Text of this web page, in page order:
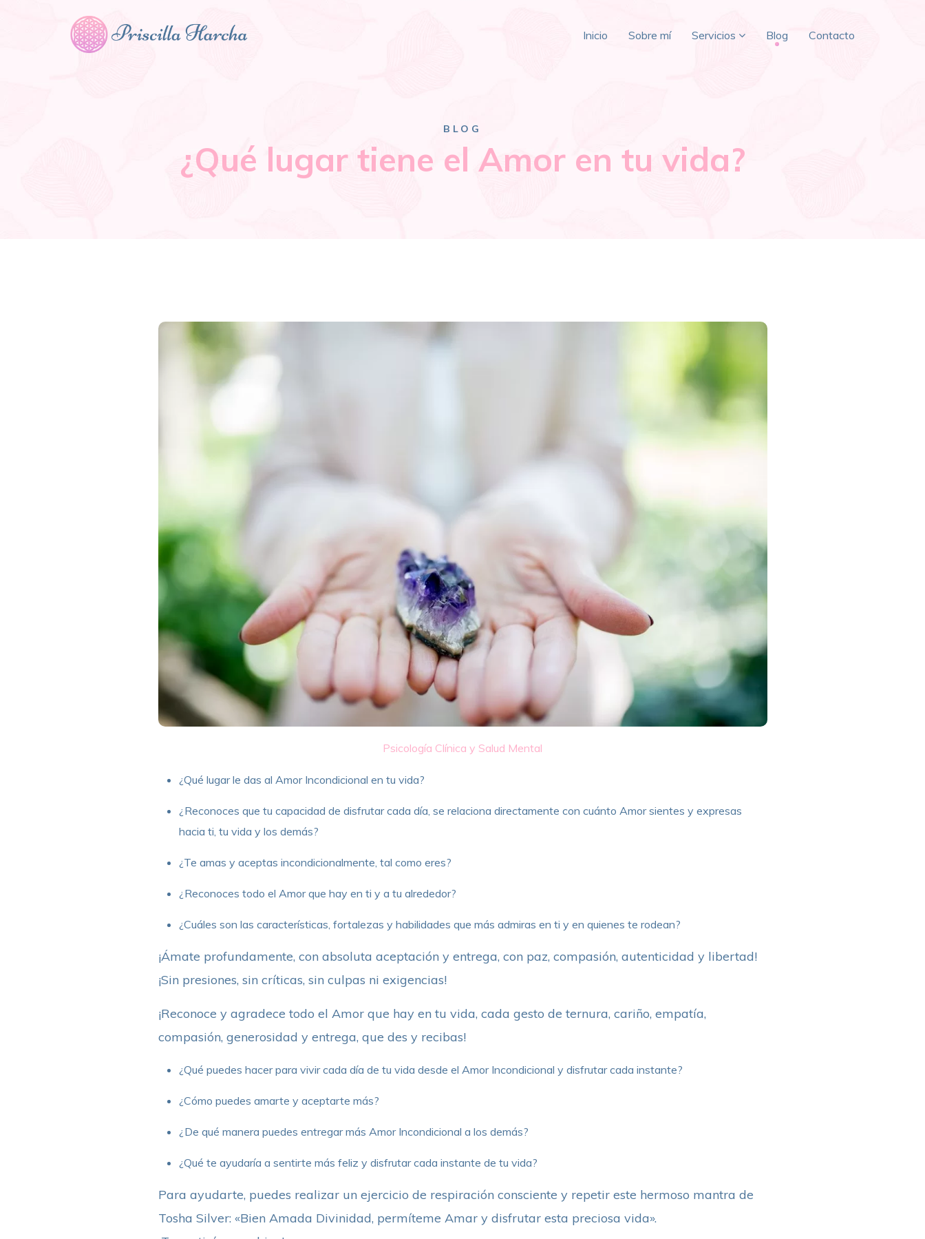
Inicio Sobre mí Servicios Blog Contacto
BLOG
¿Qué lugar tiene el Amor en tu vida?
Psicología Clínica y Salud Mental
¿Qué lugar le das al Amor Incondicional en tu vida?
¿Reconoces que tu capacidad de disfrutar cada día, se relaciona directamente con cuánto Amor sientes y expresas
hacia ti, tu vida y los demás?
¿Te amas y aceptas incondicionalmente, tal como eres?
¿Reconoces todo el Amor que hay en ti y a tu alrededor?
¿Cuáles son las características, fortalezas y habilidades que más admiras en ti y en quienes te rodean?
¡Ámate profundamente, con absoluta aceptación y entrega, con paz, compasión, autenticidad y libertad!
¡Sin presiones, sin críticas, sin culpas ni exigencias!
¡Reconoce y agradece todo el Amor que hay en tu vida, cada gesto de ternura, cariño, empatía,
compasión, generosidad y entrega, que des y recibas!
¿Qué puedes hacer para vivir cada día de tu vida desde el Amor Incondicional y disfrutar cada instante?
¿Cómo puedes amarte y aceptarte más?
¿De qué manera puedes entregar más Amor Incondicional a los demás?
¿Qué te ayudaría a sentirte más feliz y disfrutar cada instante de tu vida?
Para ayudarte, puedes realizar un ejercicio de respiración consciente y repetir este hermoso mantra de
Tosha Silver: «Bien Amada Divinidad, permíteme Amar y disfrutar esta preciosa vida».